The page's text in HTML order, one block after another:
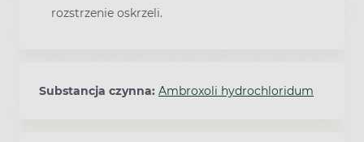
rozstrzenie oskrzeli.
Substancja czynna: Ambroxoli hydrochloridum